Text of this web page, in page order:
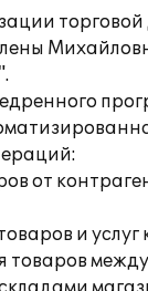
торговой
от
и услуг
товаров